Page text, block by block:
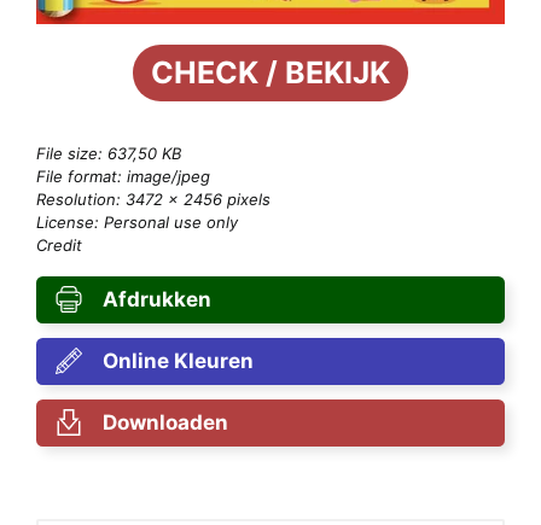
CHECK / BEKIJK
File size: 637,50 KB
File format: image/jpeg
Resolution: 3472 × 2456 pixels
License: Personal use only
Credit
Afdrukken
Online Kleuren
Downloaden